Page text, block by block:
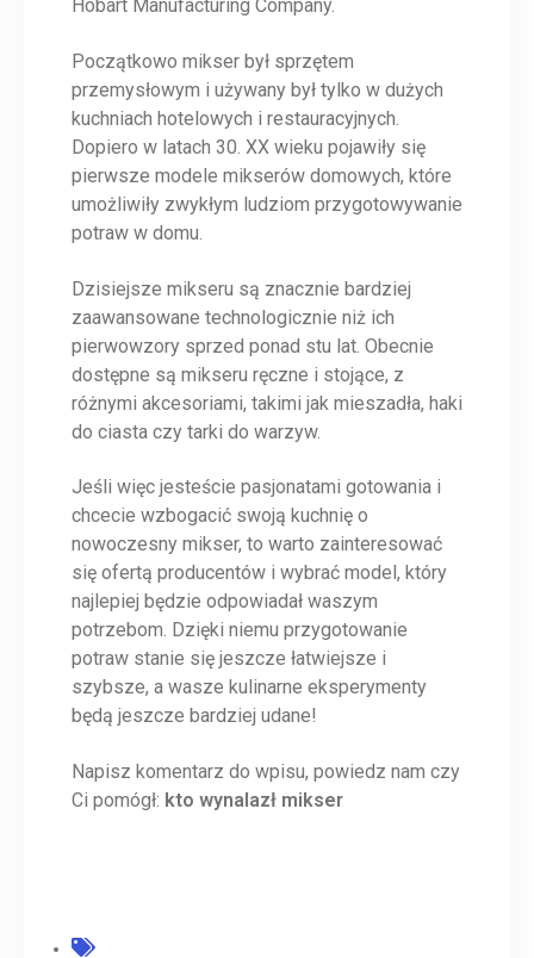
Hobart Manufacturing Company.
Początkowo mikser był sprzętem
przemysłowym i używany był tylko w dużych
kuchniach hotelowych i restauracyjnych.
Dopiero w latach 30. XX wieku pojawiły się
pierwsze modele mikserów domowych, które
umożliwiły zwykłym ludziom przygotowywanie
potraw w domu.
Dzisiejsze mikseru są znacznie bardziej
zaawansowane technologicznie niż ich
pierwowzory sprzed ponad stu lat. Obecnie
dostępne są mikseru ręczne i stojące, z
różnymi akcesoriami, takimi jak mieszadła, haki
do ciasta czy tarki do warzyw.
Jeśli więc jesteście pasjonatami gotowania i
chcecie wzbogacić swoją kuchnię o
nowoczesny mikser, to warto zainteresować
się ofertą producentów i wybrać model, który
najlepiej będzie odpowiadał waszym
potrzebom. Dzięki niemu przygotowanie
potraw stanie się jeszcze łatwiejsze i
szybsze, a wasze kulinarne eksperymenty
będą jeszcze bardziej udane!
Napisz komentarz do wpisu, powiedz nam czy
Ci pomógł: kto wynalazł mikser